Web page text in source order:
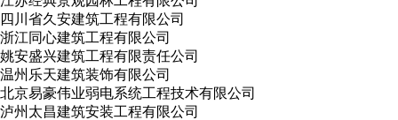
四川省久安建筑工程有限公司
浙江同心建筑工程有限公司
姚安盛兴建筑工程有限责任公司
温州乐天建筑装饰有限公司
北京易豪伟业弱电系统工程技术有限公司
泸州太昌建筑安装工程有限公司